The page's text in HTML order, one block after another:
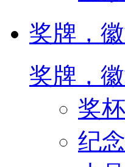
奖牌，
奖牌，
奖杯
纪